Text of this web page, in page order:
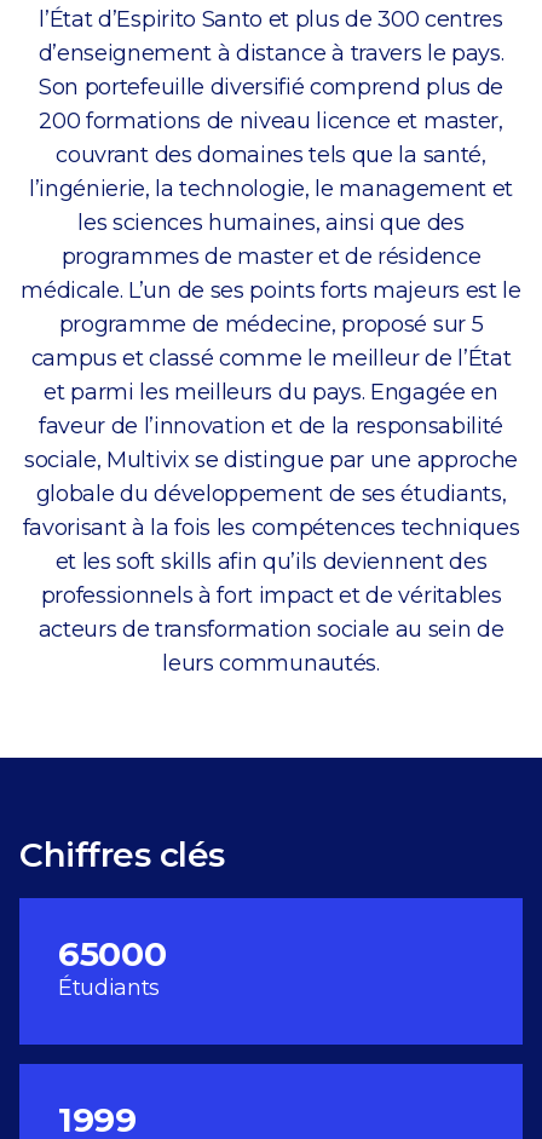
l’État d’Espirito Santo et plus de 300 centres
d’enseignement à distance à travers le pays.
Son portefeuille diversifié comprend plus de
200 formations de niveau licence et master,
couvrant des domaines tels que la santé,
l’ingénierie, la technologie, le management et
les sciences humaines, ainsi que des
programmes de master et de résidence
médicale. L’un de ses points forts majeurs est le
programme de médecine, proposé sur 5
campus et classé comme le meilleur de l’État
et parmi les meilleurs du pays. Engagée en
faveur de l’innovation et de la responsabilité
sociale, Multivix se distingue par une approche
globale du développement de ses étudiants,
favorisant à la fois les compétences techniques
et les soft skills afin qu’ils deviennent des
professionnels à fort impact et de véritables
acteurs de transformation sociale au sein de
leurs communautés.
Chiffres clés
65000
Étudiants
1999